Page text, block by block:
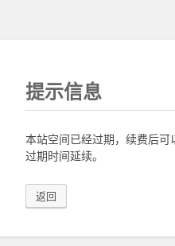
提示信息
本站空间已经过期，续费后
过期时间延续。
返回